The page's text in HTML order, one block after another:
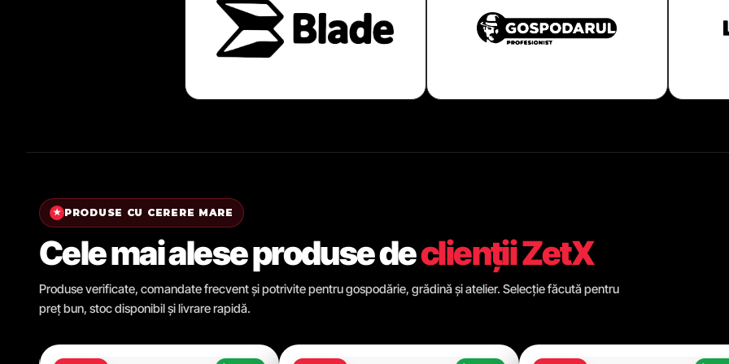
★ PRODUSE CU CERERE MARE
Cele mai alese produse declienții ZetX
Produse verificate, comandate frecvent și potrivite pentru gospodărie, grădină și atelier. Selecție făcută pentru
preț bun, stoc disponibil și livrare rapidă.